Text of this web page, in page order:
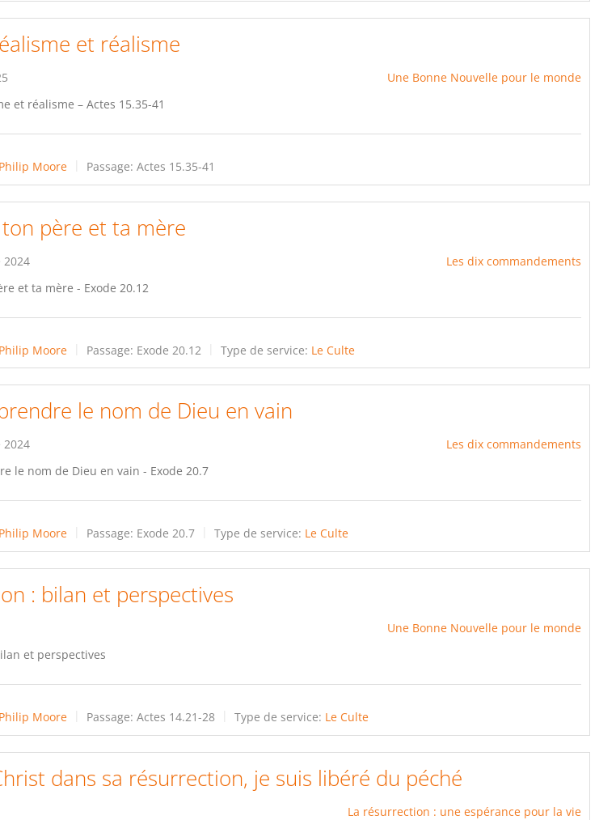
et réalisme
Une Bonne Nouvelle pour le monde
et réalisme – Actes 15.35-41
Philip Moore Passage: Actes 15.35-41
père et ta mère
2024
Les dix commandements
et ta mère - Exode 20.12
Philip Moore Passage: Exode 20.12 Type de service: Le Culte
le nom de Dieu en vain
2024
Les dix commandements
le nom de Dieu en vain - Exode 20.7
Philip Moore Passage: Exode 20.7 Type de service: Le Culte
: bilan et perspectives
Une Bonne Nouvelle pour le monde
et perspectives
Philip Moore Passage: Actes 14.21-28 Type de service: Le Culte
dans sa résurrection, je suis libéré du péché
La résurrection : une espérance pour la vie